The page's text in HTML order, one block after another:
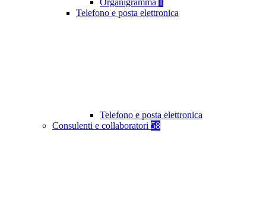
Organigramma 1
Telefono e posta elettronica
Telefono e posta elettronica
Consulenti e collaboratori 58